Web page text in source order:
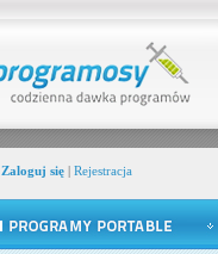
Zaloguj się| Rejestracja